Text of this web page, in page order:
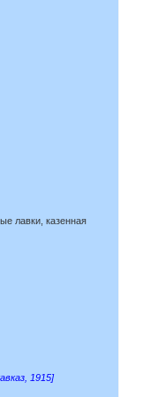
лавки, казенная
1915]